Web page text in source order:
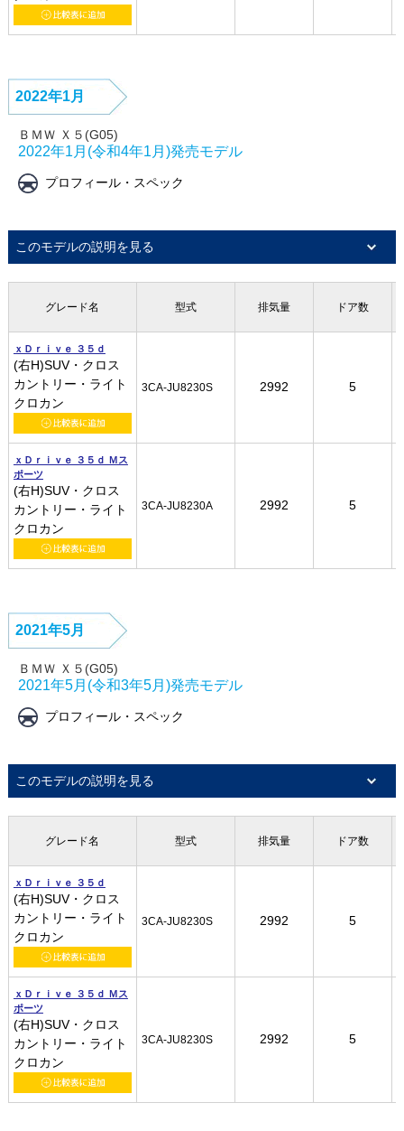
2022年1月
ＢＭＷ Ｘ５(G05)
2022年1月(令和4年1月)発売モデル
プロフィール・スペック
このモデルの説明を見る
グレード名 型式 排気量 ドア数
ｘＤｒｉｖｅ ３５ｄ
(右H)SUV・クロス
カントリー・ライト
クロカン
3CA-JU8230S 2992 5
ｘＤｒｉｖｅ ３５ｄ Ｍス
ポーツ
(右H)SUV・クロス
カントリー・ライト
クロカン
3CA-JU8230A 2992 5
グレード名 型式 排気量 ドア数
ｘＤｒｉｖｅ ３５ｄ
(右H)SUV・クロス
カントリー・ライト
クロカン
3CA-JU8230S 2992 5
ｘＤｒｉｖｅ ３５ｄ Ｍス
ポーツ
(右H)SUV・クロス
カントリー・ライト
クロカン
3CA-JU8230A 2992 5
グレード名 型式 排気量 ドア数
ｘＤｒｉｖｅ ３５ｄ
(右H)SUV・クロス
カントリー・ライト
クロカン
3CA-JU8230S 2992 5
ｘＤｒｉｖｅ ３５ｄ Ｍス
ポーツ
(右H)SUV・クロス
カントリー・ライト
クロカン
3CA-JU8230A 2992 5
グレード名 型式 排気量 ドア数
ｘＤｒｉｖｅ ３５ｄ
(右H)SUV・クロス
カントリー・ライト
クロカン
3CA-JU8230S 2992 5
ｘＤｒｉｖｅ ３５ｄ Ｍス
ポーツ
(右H)SUV・クロス
カントリー・ライト
クロカン
3CA-JU8230A 2992 5
2021年5月
ＢＭＷ Ｘ５(G05)
2021年5月(令和3年5月)発売モデル
プロフィール・スペック
このモデルの説明を見る
グレード名 型式 排気量 ドア数
ｘＤｒｉｖｅ ３５ｄ
(右H)SUV・クロス
カントリー・ライト
クロカン
3CA-JU8230S 2992 5
ｘＤｒｉｖｅ ３５ｄ Ｍス
ポーツ
(右H)SUV・クロス
カントリー・ライト
クロカン
3CA-JU8230S 2992 5
グレード名 型式 排気量 ドア数
ｘＤｒｉｖｅ ３５ｄ
(右H)SUV・クロス
カントリー・ライト
クロカン
3CA-JU8230S 2992 5
ｘＤｒｉｖｅ ３５ｄ Ｍス
ポーツ
(右H)SUV・クロス
カントリー・ライト
クロカン
3CA-JU8230S 2992 5
グレード名 型式 排気量 ドア数
ｘＤｒｉｖｅ ３５ｄ
(右H)SUV・クロス
カントリー・ライト
クロカン
3CA-JU8230S 2992 5
ｘＤｒｉｖｅ ３５ｄ Ｍス
ポーツ
(右H)SUV・クロス
カントリー・ライト
クロカン
3CA-JU8230S 2992 5
グレード名 型式 排気量 ドア数
ｘＤｒｉｖｅ ３５ｄ
(右H)SUV・クロス
カントリー・ライト
クロカン
3CA-JU8230S 2992 5
ｘＤｒｉｖｅ ３５ｄ Ｍス
ポーツ
(右H)SUV・クロス
カントリー・ライト
クロカン
3CA-JU8230S 2992 5